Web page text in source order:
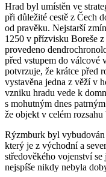
Hrad byl umístěn ve
při důležité cestě z Čech
od pravěku. Nejstarší
1250 v přízvisku Boreše
provedeno
před vstupem do válcové
potvrzuje, že krátce před
vystavěna jedna z věží v
vzniku hradu vede k
s mohutným dnes
že objekt v celém
Rýzmburk byl vybudován
který je z východní a
středověkého vojenství
nejspíše nikdy nebyla